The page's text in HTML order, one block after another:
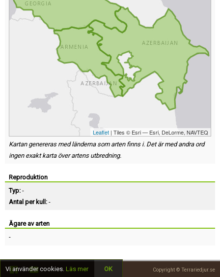
Leaflet | Tiles © Esri — Esri, DeLorme, NAVTEQ
Kartan genereras med länderna som arten finns i. Det är med andra ord
ingen exakt karta över artens utbredning.
Reproduktion
Typ: -
Antal per kull: -
Ägare av arten
-
Copyright © Terrariedjur.se
Vi använder cookies. Läs mer OK